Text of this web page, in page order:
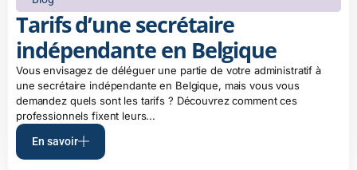
Tarifs d’une secrétaire
indépendante en Belgique
Vous envisagez de déléguer une partie de votre administratif à
une secrétaire indépendante en Belgique, mais vous vous
demandez quels sont les tarifs ? Découvrez comment ces
professionnels fixent leurs...
En savoir